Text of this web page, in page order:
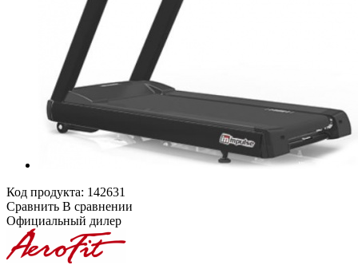
Код продукта: 142631
Сравнить В сравнении
Официальный дилер